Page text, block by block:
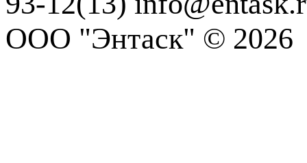
ООО "Энтаск" © 2026